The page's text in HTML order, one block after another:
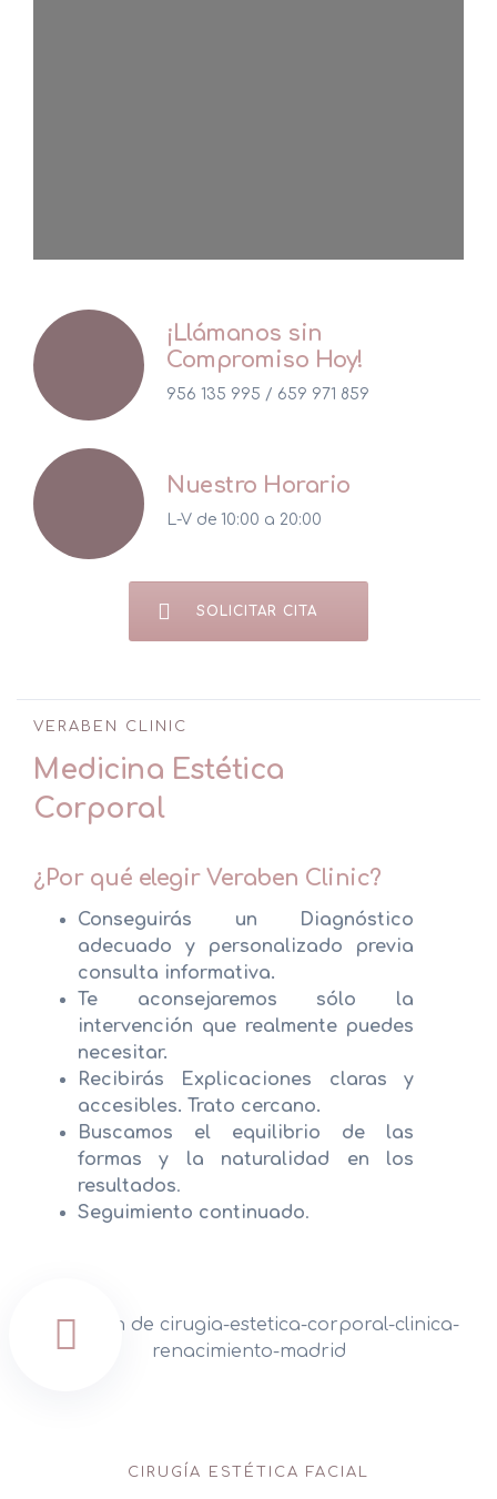
¡Llámanos sin
Compromiso Hoy!
956 135 995 / 659 971 859
Nuestro Horario
L-V de 10:00 a 20:00
SOLICITAR CITA
VERABEN CLINIC
Medicina Estética
Corporal
¿Por qué elegir Veraben Clinic?
Conseguirás un Diagnóstico
adecuado y personalizado previa
consulta informativa.
Te aconsejaremos sólo la
intervención que realmente puedes
necesitar.
Recibirás Explicaciones claras y
accesibles. Trato cercano.
Buscamos el equilibrio de las
formas y la naturalidad en los
resultados.
Seguimiento continuado.
CIRUGÍA ESTÉTICA FACIAL